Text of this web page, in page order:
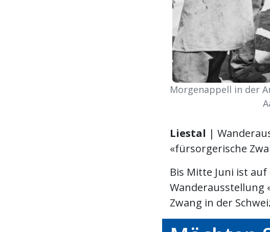
Morgenappell in der
Liestal |
«fürsorgerische
Bis Mitte Juni ist
Wanderausstellung
Zwang in der